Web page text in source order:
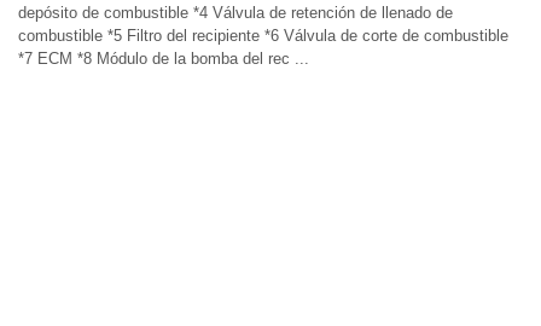
depósito de combustible *4 Válvula de retención de llenado de
combustible *5 Filtro del recipiente *6 Válvula de corte de combustible
*7 ECM *8 Módulo de la bomba del rec ...